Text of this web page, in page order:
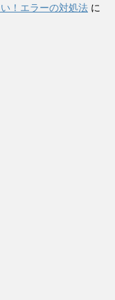
！エラーの対処法 に